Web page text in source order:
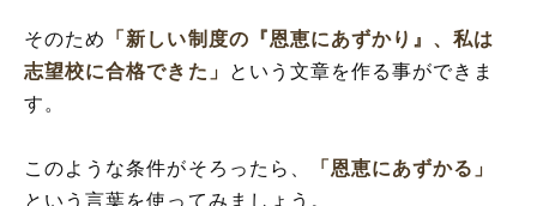
そのため
「新しい制度の『恩恵にあずかり』、私は
志望校に合格できた」
という文章を作る事ができま
す。
このような条件がそろったら、
「恩恵にあずかる」
という言葉を使ってみましょう。